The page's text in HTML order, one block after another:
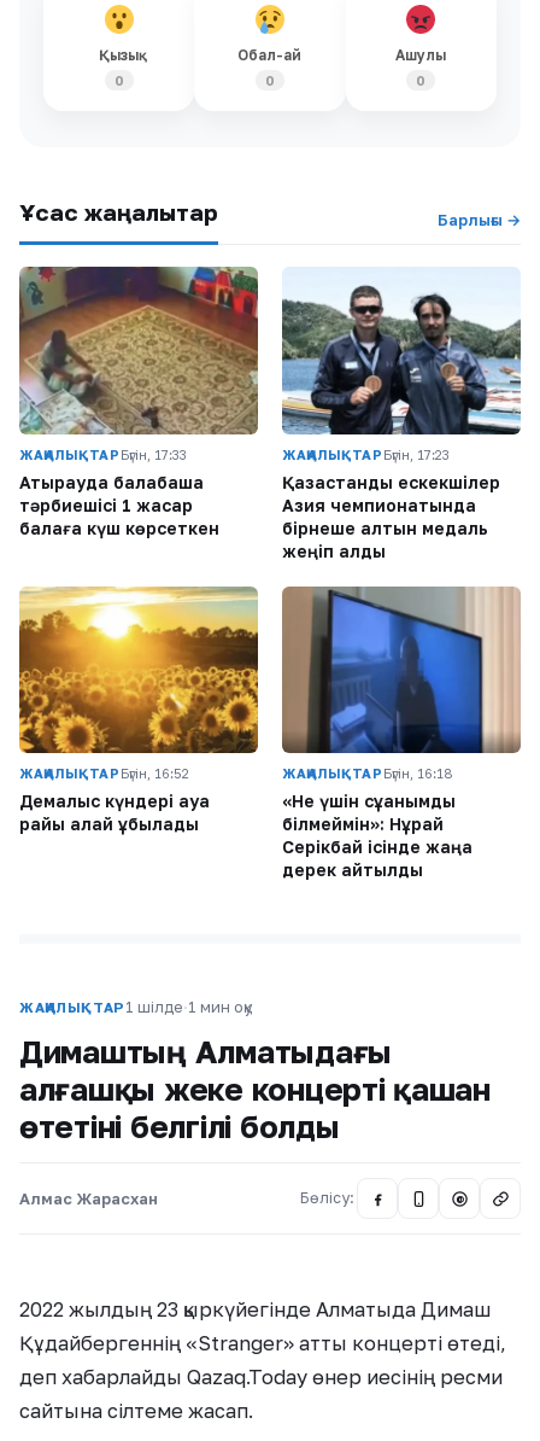
Қызық
0
Обал-ай
0
Ашулы
0
Ұқсас жаңалықтар Барлығы →
ЖАҢАЛЫҚТАР Бүгін, 17:33
Атырауда балабақша
тәрбиешісі 1 жасар
балаға күш көрсеткен
ЖАҢАЛЫҚТАР Бүгін, 17:23
Қазақстандық ескекшілер
Азия чемпионатында
бірнеше алтын медаль
жеңіп алды
ЖАҢАЛЫҚТАР Бүгін, 16:52
Демалыс күндері ауа
райы қалай құбылады
ЖАҢАЛЫҚТАР Бүгін, 16:18
«Не үшін сұққанымды
білмеймін»: Нұрай
Серікбай ісінде жаңа
дерек айтылды
ЖАҢАЛЫҚТАР 1 шілде·1 мин оқу
Димаштың Алматыдағы
алғашқы жеке концерті қашан
өтетіні белгілі болды
Алмас Жарасхан Бөлісу: @
2022 жылдың 23 қыркүйегінде Алматыда Димаш
Құдайбергеннің «Stranger» атты концерті өтеді,
деп хабарлайды Qazaq.Today өнер иесінің ресми
сайтына сілтеме жасап.